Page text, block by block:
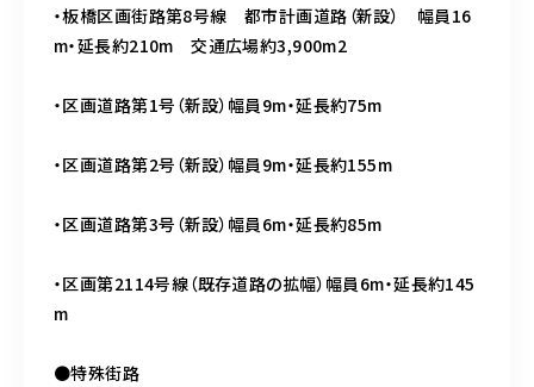
・板橋区画街路第8号線 都市計画道路（新設） 幅員16
m・延長約210m 交通広場約3,900m2
・区画道路第1号（新設）幅員9m・延長約75m
・区画道路第2号（新設）幅員9m・延長約155m
・区画道路第3号（新設）幅員6m・延長約85m
・区画第2114号線（既存道路の拡幅）幅員6m・延長約145
m
●特殊街路